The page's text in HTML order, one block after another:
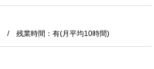
/ 残業時間：有(月平均10時間)